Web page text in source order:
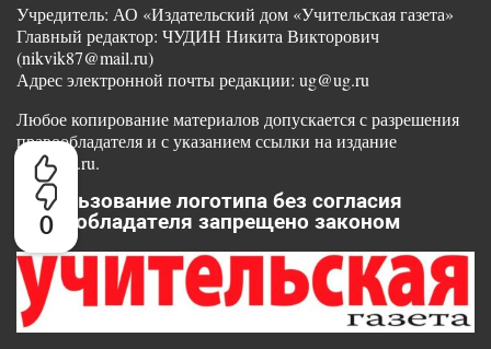
0
Учредитель: АО «Издательский дом «Учительская газета»
Главный редактор: ЧУДИН Никита Викторович
(nikvik87@mail.ru)
Адрес электронной почты редакции: ug@ug.ru
Любое копирование материалов допускается с разрешения
правообладателя и с указанием ссылки на издание
www.ug.ru.
Использование логотипа без согласия
правообладателя запрещено законом